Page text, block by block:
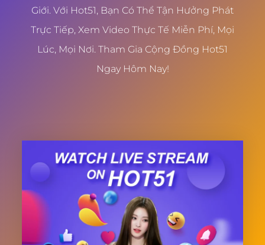
Giới. Với Hot51, Bạn Có Thể Tận Hưởng Phát
Trực Tiếp, Xem Video Thực Tế Miễn Phí, Mọi
Lúc, Mọi Nơi. Tham Gia Cộng Đồng Hot51
Ngay Hôm Nay!